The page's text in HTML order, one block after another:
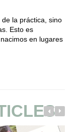
la práctica, sino
Esto es
en lugares